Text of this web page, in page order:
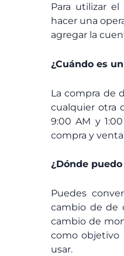
Para utilizar
hacer una
agregar la
¿Cuándo es
La compra de
cualquier otra
9:00 AM y
compra y
¿Dónde
Puedes
cambio de de
cambio de
como objetivo
usar.